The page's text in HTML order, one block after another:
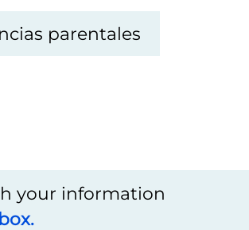
parentales
your information